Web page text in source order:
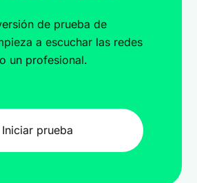
de prueba de
a escuchar las redes
un profesional.
Iniciar prueba